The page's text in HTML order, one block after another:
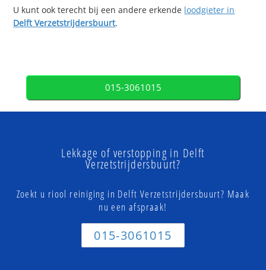
U kunt ook terecht bij een andere erkende loodgieter in
Delft Verzetstrijdersbuurt.
015-3061015
Lekkage of verstopping in Delft
Verzetstrijdersbuurt?
Zoekt u riool reiniging in Delft Verzetstrijdersbuurt? Maak
nu een afspraak!
015-3061015